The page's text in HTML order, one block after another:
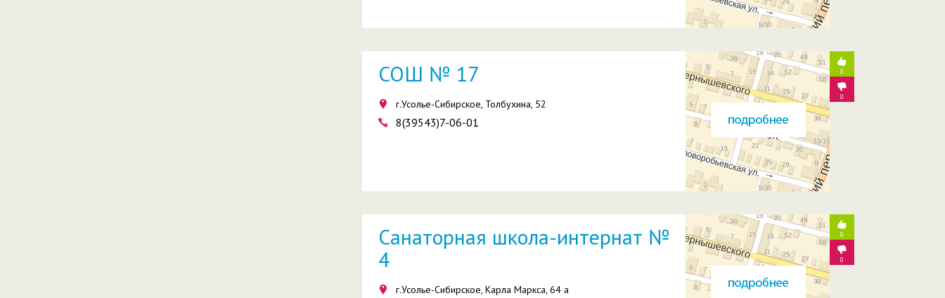
СОШ № 17
г.Усолье-Сибирское, Толбухина, 52
8(39543)7-06-01
0
0
Санаторная школа-интернат №
4
г.Усолье-Сибирское, Карла Маркса, 64 а
0
0